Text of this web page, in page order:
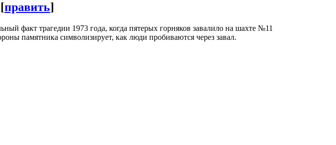
[править]
факт трагедии 1973 года, когда пятерых горняков завалило на шахте №11
памятника символизирует, как люди пробиваются через завал.